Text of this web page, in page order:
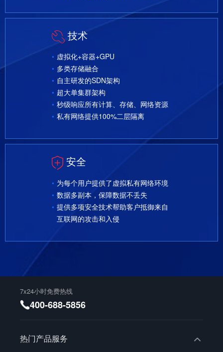
技术
虚拟化+容器+GPU
多类存储融合
自主研发的SDN架构
超大单集群架构
秒级响应所有计算、存储、网络资源
私有网络提供100%二层隔离
安全
为每个用户提供了虚拟私有网络环境
数据多副本，保障数据不丢失
提供多项安全技术帮助客户抵御来自
互联网的攻击和入侵
7x24小时免费热线
400-688-5856
热门产品服务